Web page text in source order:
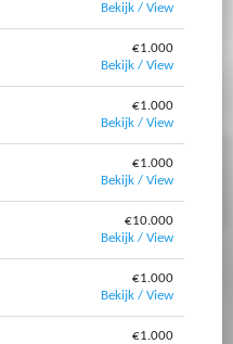
Bekijk / View
€1.000
Bekijk / View
€1.000
Bekijk / View
€1.000
Bekijk / View
€10.000
Bekijk / View
€1.000
Bekijk / View
€1.000